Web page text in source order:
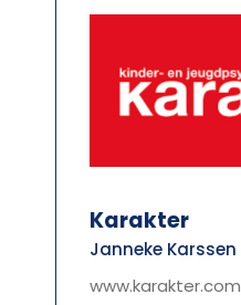
Karakter
Janneke Karssen
www.karakter.com